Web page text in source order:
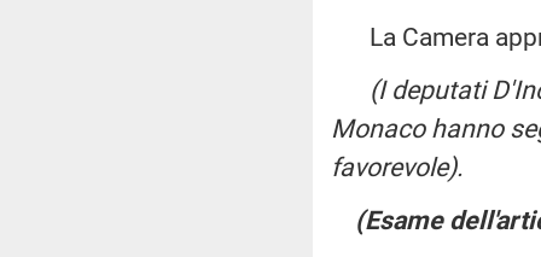
La Camera
(I deputati
Monaco hanno
favorevole).
(Esame